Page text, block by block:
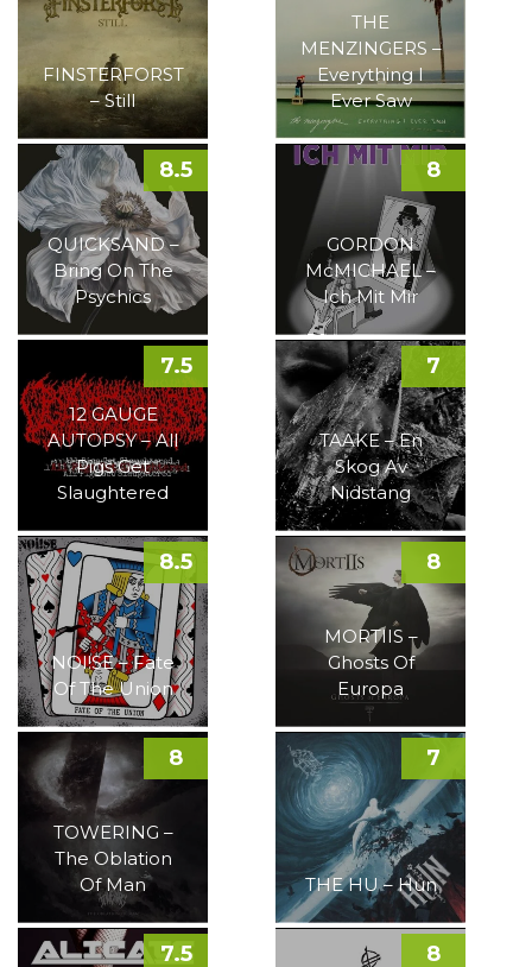
FINSTERFORST
– Still
THE
MENZINGERS –
Everything I
Ever Saw
QUICKSAND –
Bring On The
Psychics
8.5
GORDON
McMICHAEL –
Ich Mit Mir
8
12 GAUGE
AUTOPSY – All
Pigs Get
Slaughtered
7.5
TAAKE – En
Skog Av
Nidstang
7
NOI!SE – Fate
Of The Union
8.5
MORTIIS –
Ghosts Of
Europa
8
TOWERING –
The Oblation
Of Man
8
THE HU – Hun
7
7.5 8